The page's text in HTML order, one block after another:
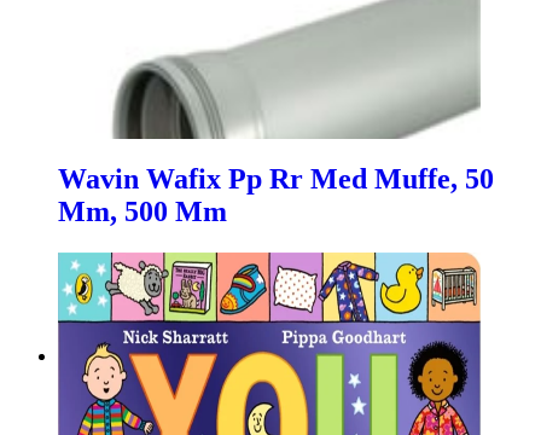
Wavin Wafix Pp Rr Med Muffe, 50
Mm, 500 Mm